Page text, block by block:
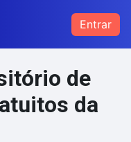
Entrar
de
da